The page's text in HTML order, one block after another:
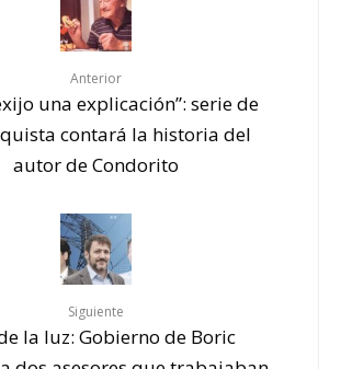
Anterior
una explicación”: serie de
contará la historia del
autor de Condorito
Siguiente
la luz: Gobierno de Boric